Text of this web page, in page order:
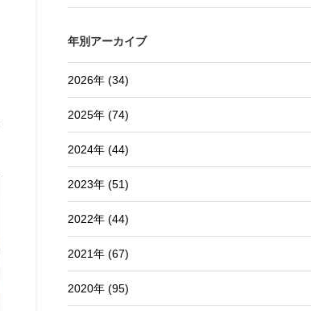
年別アーカイブ
2026年 (34)
2025年 (74)
2024年 (44)
2023年 (51)
2022年 (44)
2021年 (67)
2020年 (95)